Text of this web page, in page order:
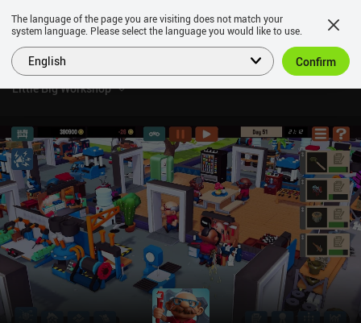
Little Big Workshop
The language of the page you are visiting does not match your
system language. Please select the language you would like to use.
English Confirm